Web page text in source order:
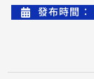
發布時間：